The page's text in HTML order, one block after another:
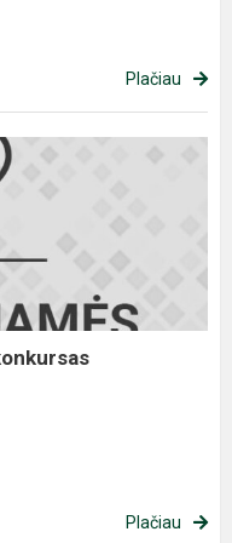
Plačiau
Plačiau